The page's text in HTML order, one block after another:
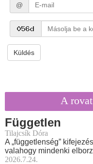
@
Küldés
A
Független
Tilajcsík Dóra
A „függetlenség”
valahogy mindenki
2026.7.24.